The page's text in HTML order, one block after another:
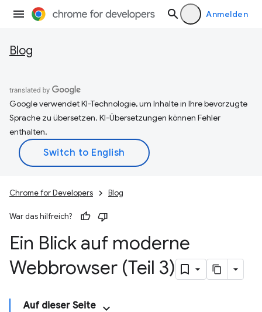
Anmelden
Blog
Google verwendet KI-Technologie, um Inhalte in Ihre bevorzugte
Sprache zu übersetzen. KI-Übersetzungen können Fehler
enthalten.
Chrome for Developers Blog
War das hilfreich?
Ein Blick auf moderne
Webbrowser (Teil 3)
Auf dieser Seite